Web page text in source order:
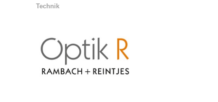
Technik